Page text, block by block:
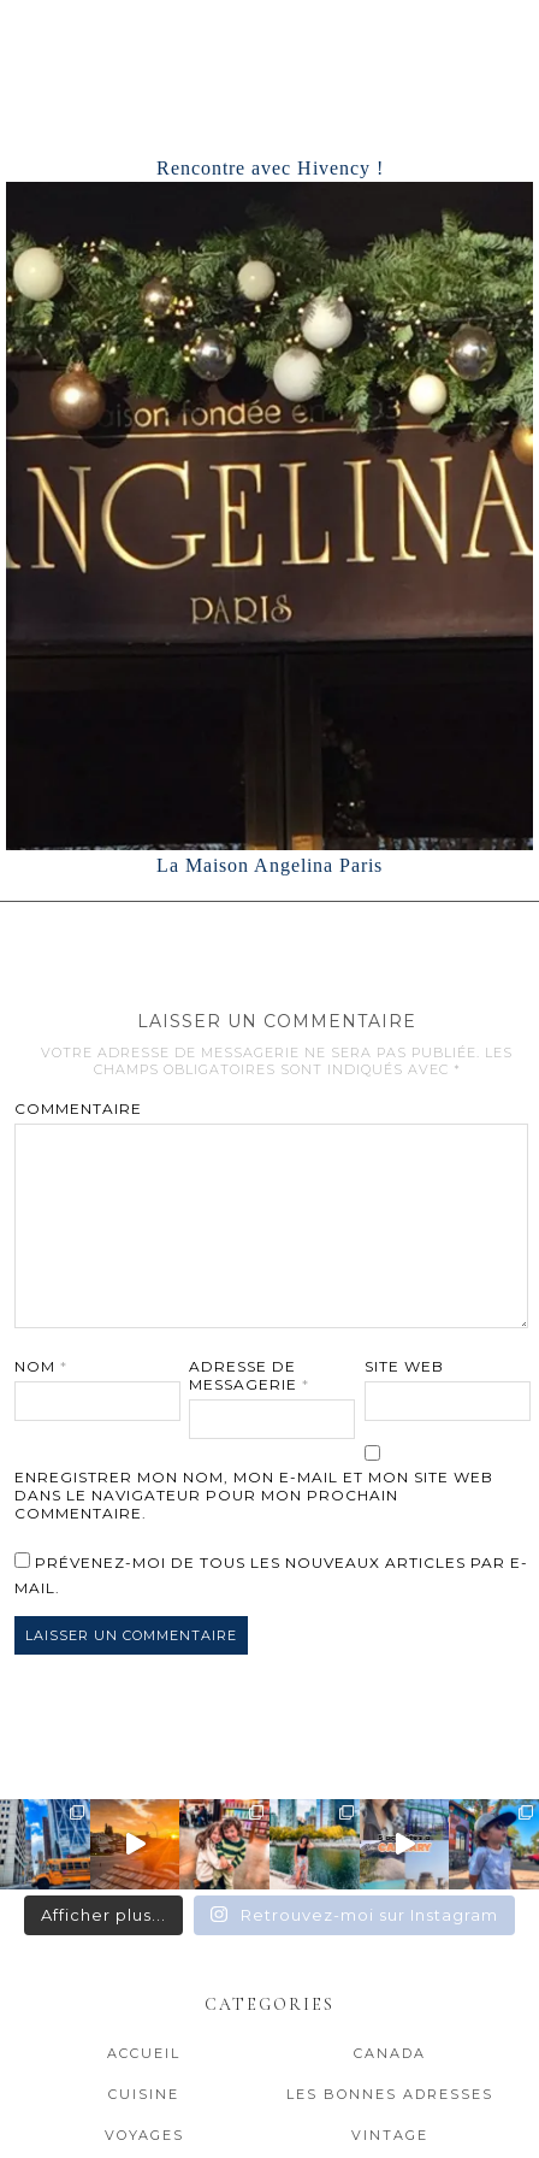
Rencontre avec Hivency !
La Maison Angelina Paris
LAISSER UN COMMENTAIRE
VOTRE ADRESSE DE MESSAGERIE NE SERA PAS PUBLIÉE.
LES
CHAMPS OBLIGATOIRES SONT INDIQUÉS AVEC *
COMMENTAIRE
NOM *
ADRESSE DE
MESSAGERIE *
SITE WEB
ENREGISTRER MON NOM, MON E-MAIL ET MON SITE WEB
DANS LE NAVIGATEUR POUR MON PROCHAIN
COMMENTAIRE.
PRÉVENEZ-MOI DE TOUS LES NOUVEAUX ARTICLES PAR E-
MAIL.
Afficher plus... Retrouvez-moi sur Instagram
CATEGORIES
ACCUEIL CANADA
CUISINE LES BONNES ADRESSES
VOYAGES VINTAGE